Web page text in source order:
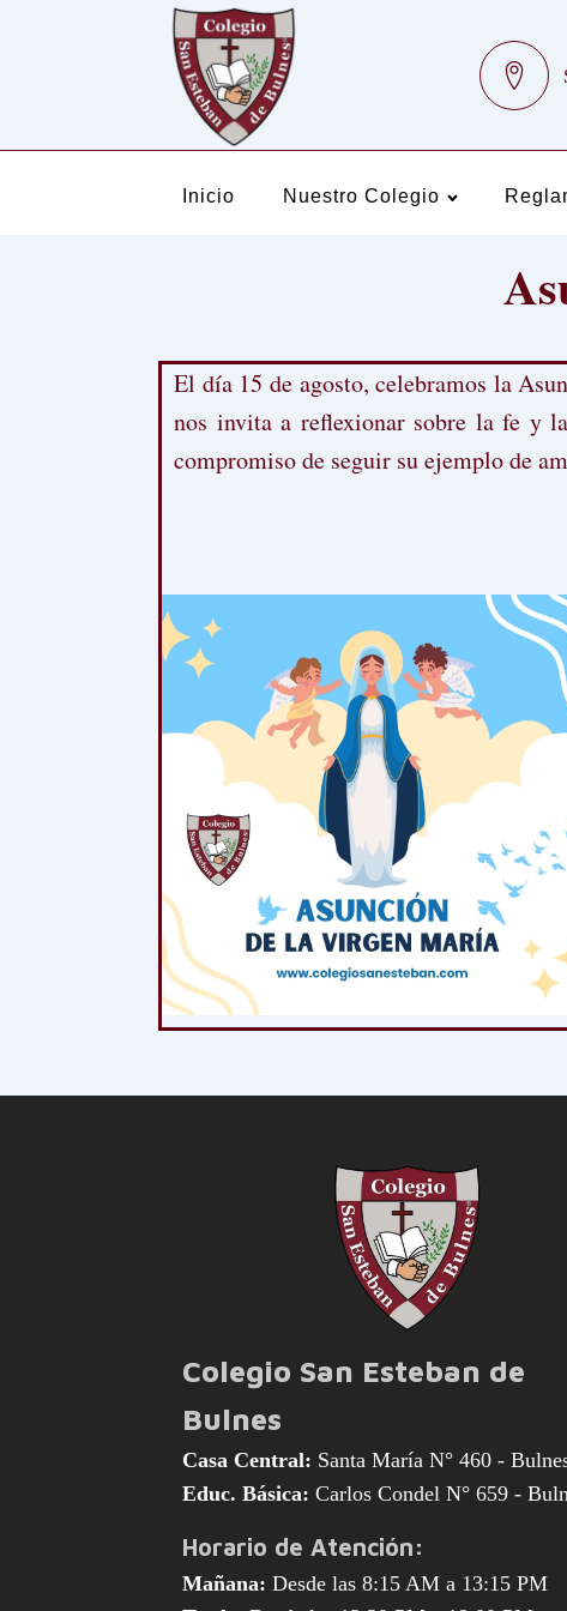
Inicio Nuestro Colegio
El día 15 de agosto, celebramos la
nos invita a reflexionar sobre la fe y
compromiso de seguir su ejemplo de
Colegio San Esteban de
Bulnes
Casa Central: Santa María N° 460 -
Educ. Básica: Carlos Condel N° 659 -
Horario de Atención:
Mañana: Desde las 8:15 AM a 13:15 PM